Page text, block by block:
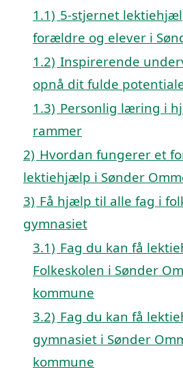
1.1) 5-stjernet
forældre og elever i
1.2) Inspirerende
opnå dit fulde
1.3) Personlig læring i
rammer
2) Hvordan fungerer et
lektiehjælp i Sønder
3) Få hjælp til alle fag i
gymnasiet
3.1) Fag du kan få
Folkeskolen i Sønder
kommune
3.2) Fag du kan få
gymnasiet i Sønder
kommune